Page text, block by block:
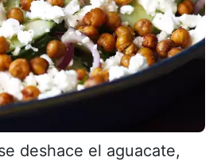
deshace el aguacate,